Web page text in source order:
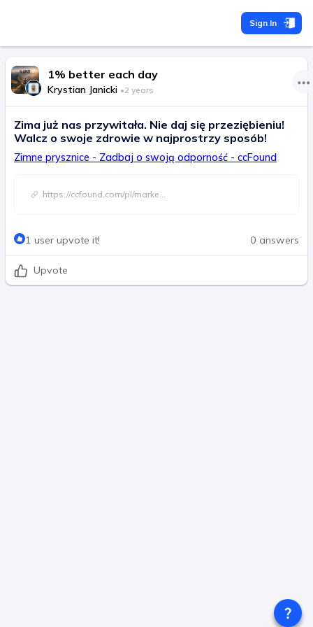
Sign In
1% better each day
Krystian Janicki •2 years
Zima już nas przywitała. Nie daj się przeziębieniu!
Walcz o swoje zdrowie w najprostrzy sposób!
Zimne prysznice - Zadbaj o swoją odporność - ccFound
https://ccfound.com/pl/marke...
1 user upvote it! 0 answers
Upvote